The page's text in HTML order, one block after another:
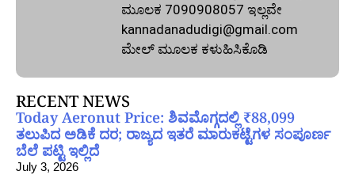
ಮೂಲಕ 7090908057 ಇಲ್ಲವೇ
kannadanadudigi@gmail.com
ಮೇಲ್‌ ಮೂಲಕ ಕಳುಹಿಸಿಕೊಡಿ
RECENT NEWS
Today Aeronut Price: ಶಿವಮೊಗ್ಗದಲ್ಲಿ ₹88,099
ತಲುಪಿದ ಅಡಿಕೆ ದರ; ರಾಜ್ಯದ ಇತರೆ ಮಾರುಕಟ್ಟೆಗಳ ಸಂಪೂರ್ಣ
ಬೆಲೆ ಪಟ್ಟಿ ಇಲ್ಲಿದೆ
July 3, 2026